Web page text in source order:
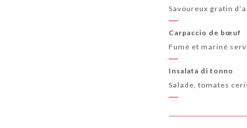
Savoureux gratin
Carpaccio de bœuf
Fumé et mariné
Insalata di tonno
Salade, tomates